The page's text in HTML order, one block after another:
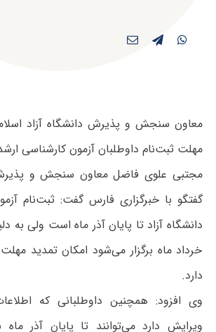
معاون سنجش و پذیرش دانشگاه آزاد
مهلت ثبت‌نام داوطلبان آزمون کارشناسی ارشد ۱۳۹۴ خبر
مجتبی علوی‌ فاضل معاون سنجش و پذیرش
گفتگو با خبرگزاری فارس گفت: ثبت‌نام
دانشگاه آزاد تا پایان آذر ماه است ولی به
خرداد ماه برگزار می‌شود امکان تمدید
دارد.
وی افزود: همچنین داوطلبانی که
ویرایش دارد می‌توانند تا پایان آذر